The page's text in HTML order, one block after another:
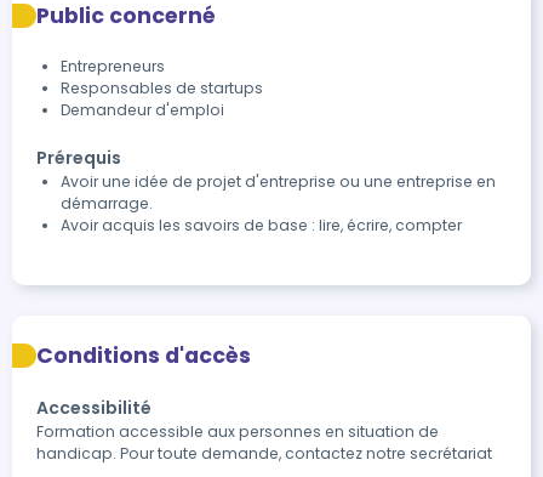
Public concerné
Entrepreneurs
Responsables de startups
Demandeur d'emploi
Prérequis
Avoir une idée de projet d'entreprise ou une entreprise en
démarrage.
Avoir acquis les savoirs de base : lire, écrire, compter
Conditions d'accès
Accessibilité
Formation accessible aux personnes en situation de
handicap. Pour toute demande, contactez notre secrétariat